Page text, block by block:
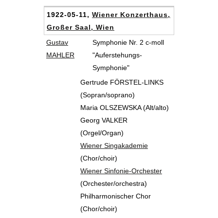
1922-05-11, Wiener Konzerthaus,
Großer Saal, Wien
Gustav
MAHLER
Symphonie Nr. 2 c-moll
"Auferstehungs-
Symphonie"
Gertrude FÖRSTEL-LINKS
(Sopran/soprano)
Maria OLSZEWSKA (Alt/alto)
Georg VALKER
(Orgel/Organ)
Wiener Singakademie
(Chor/choir)
Wiener Sinfonie-Orchester
(Orchester/orchestra)
Philharmonischer Chor
(Chor/choir)